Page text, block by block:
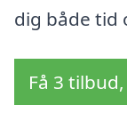
dig både tid
Få 3